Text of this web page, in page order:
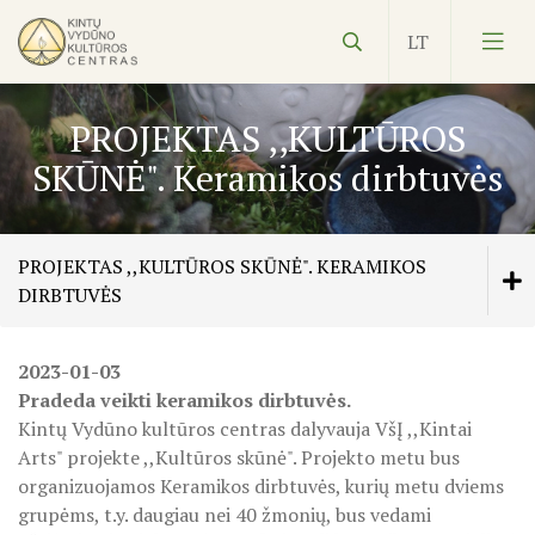
Vydūnas
Kultūros pasas
NVŠ
Veiklos planas
KILNOJAMOJI Emalio darbų paroda KLAIPĖDOS
PROJEKTAS ,,KULTŪROS
SKŪNĖ". Keramikos dirbtuvės
PROJEKTAS ,,KULTŪROS SKŪNĖ". KERAMIKOS
DIRBTUVĖS
ŠILUTĖS ŽRVVG ,,ŽUVĖJŲ KRAŠTAS" PROJEKTAS
2025/2026 M.
KULTŪROS MINISTERIJOS PROJEKTAS ''KODAS:
LAISVĖS IR VIENYBĖS LIEPSNA"
2023-01-03
Pradeda veikti keramikos dirbtuvės.
Kintų Vydūno kultūros centras dalyvauja VšĮ ,,Kintai
Arts" projekte ,,Kultūros skūnė". Projekto metu bus
organizuojamos Keramikos dirbtuvės, kurių metu dviems
grupėms, t.y. daugiau nei 40 žmonių, bus vedami